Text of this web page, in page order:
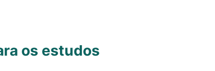
os estudos